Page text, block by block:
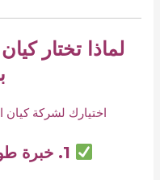
لماذا تختار
اختيارك لشركة